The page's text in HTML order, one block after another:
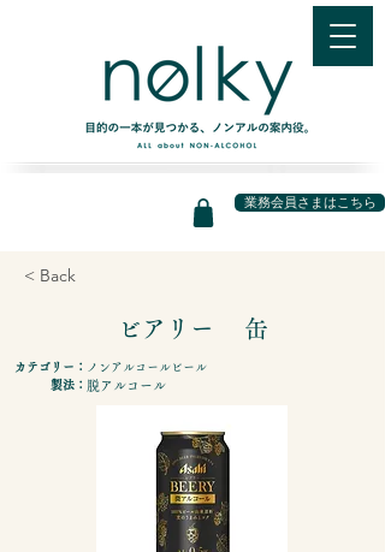
業務会員さまはこちら
< Back
ビアリー 缶
カテゴリー： ノンアルコールビール
製法： 脱アルコール